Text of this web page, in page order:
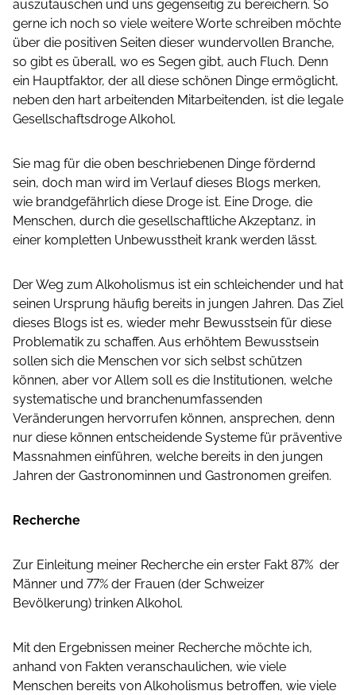
auszutauschen und uns gegenseitig zu bereichern. So
gerne ich noch so viele weitere Worte schreiben möchte
über die positiven Seiten dieser wundervollen Branche,
so gibt es überall, wo es Segen gibt, auch Fluch. Denn
ein Hauptfaktor, der all diese schönen Dinge ermöglicht,
neben den hart arbeitenden Mitarbeitenden, ist die legale
Gesellschaftsdroge Alkohol.
Sie mag für die oben beschriebenen Dinge fördernd
sein, doch man wird im Verlauf dieses Blogs merken,
wie brandgefährlich diese Droge ist. Eine Droge, die
Menschen, durch die gesellschaftliche Akzeptanz, in
einer kompletten Unbewusstheit krank werden lässt.
Der Weg zum Alkoholismus ist ein schleichender und hat
seinen Ursprung häufig bereits in jungen Jahren. Das Ziel
dieses Blogs ist es, wieder mehr Bewusstsein für diese
Problematik zu schaffen. Aus erhöhtem Bewusstsein
sollen sich die Menschen vor sich selbst schützen
können, aber vor Allem soll es die Institutionen, welche
systematische und branchenumfassenden
Veränderungen hervorrufen können, ansprechen, denn
nur diese können entscheidende Systeme für präventive
Massnahmen einführen, welche bereits in den jungen
Jahren der Gastronominnen und Gastronomen greifen.
Recherche
Zur Einleitung meiner Recherche ein erster Fakt 87% der
Männer und 77% der Frauen (der Schweizer
Bevölkerung) trinken Alkohol.
Mit den Ergebnissen meiner Recherche möchte ich,
anhand von Fakten veranschaulichen, wie viele
Menschen bereits von Alkoholismus betroffen, wie viele